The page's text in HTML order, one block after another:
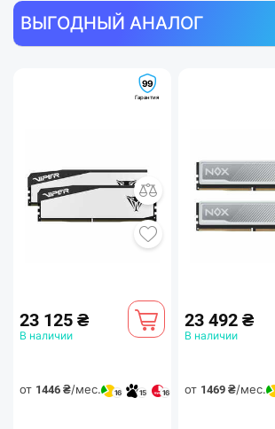
ВЫГОДНЫЙ АНАЛОГ
99
Гарантия
23 125 ₴
В наличии
от 1446 ₴/мес. 16 15 16
23 492 ₴
В наличии
от 1469 ₴/мес.